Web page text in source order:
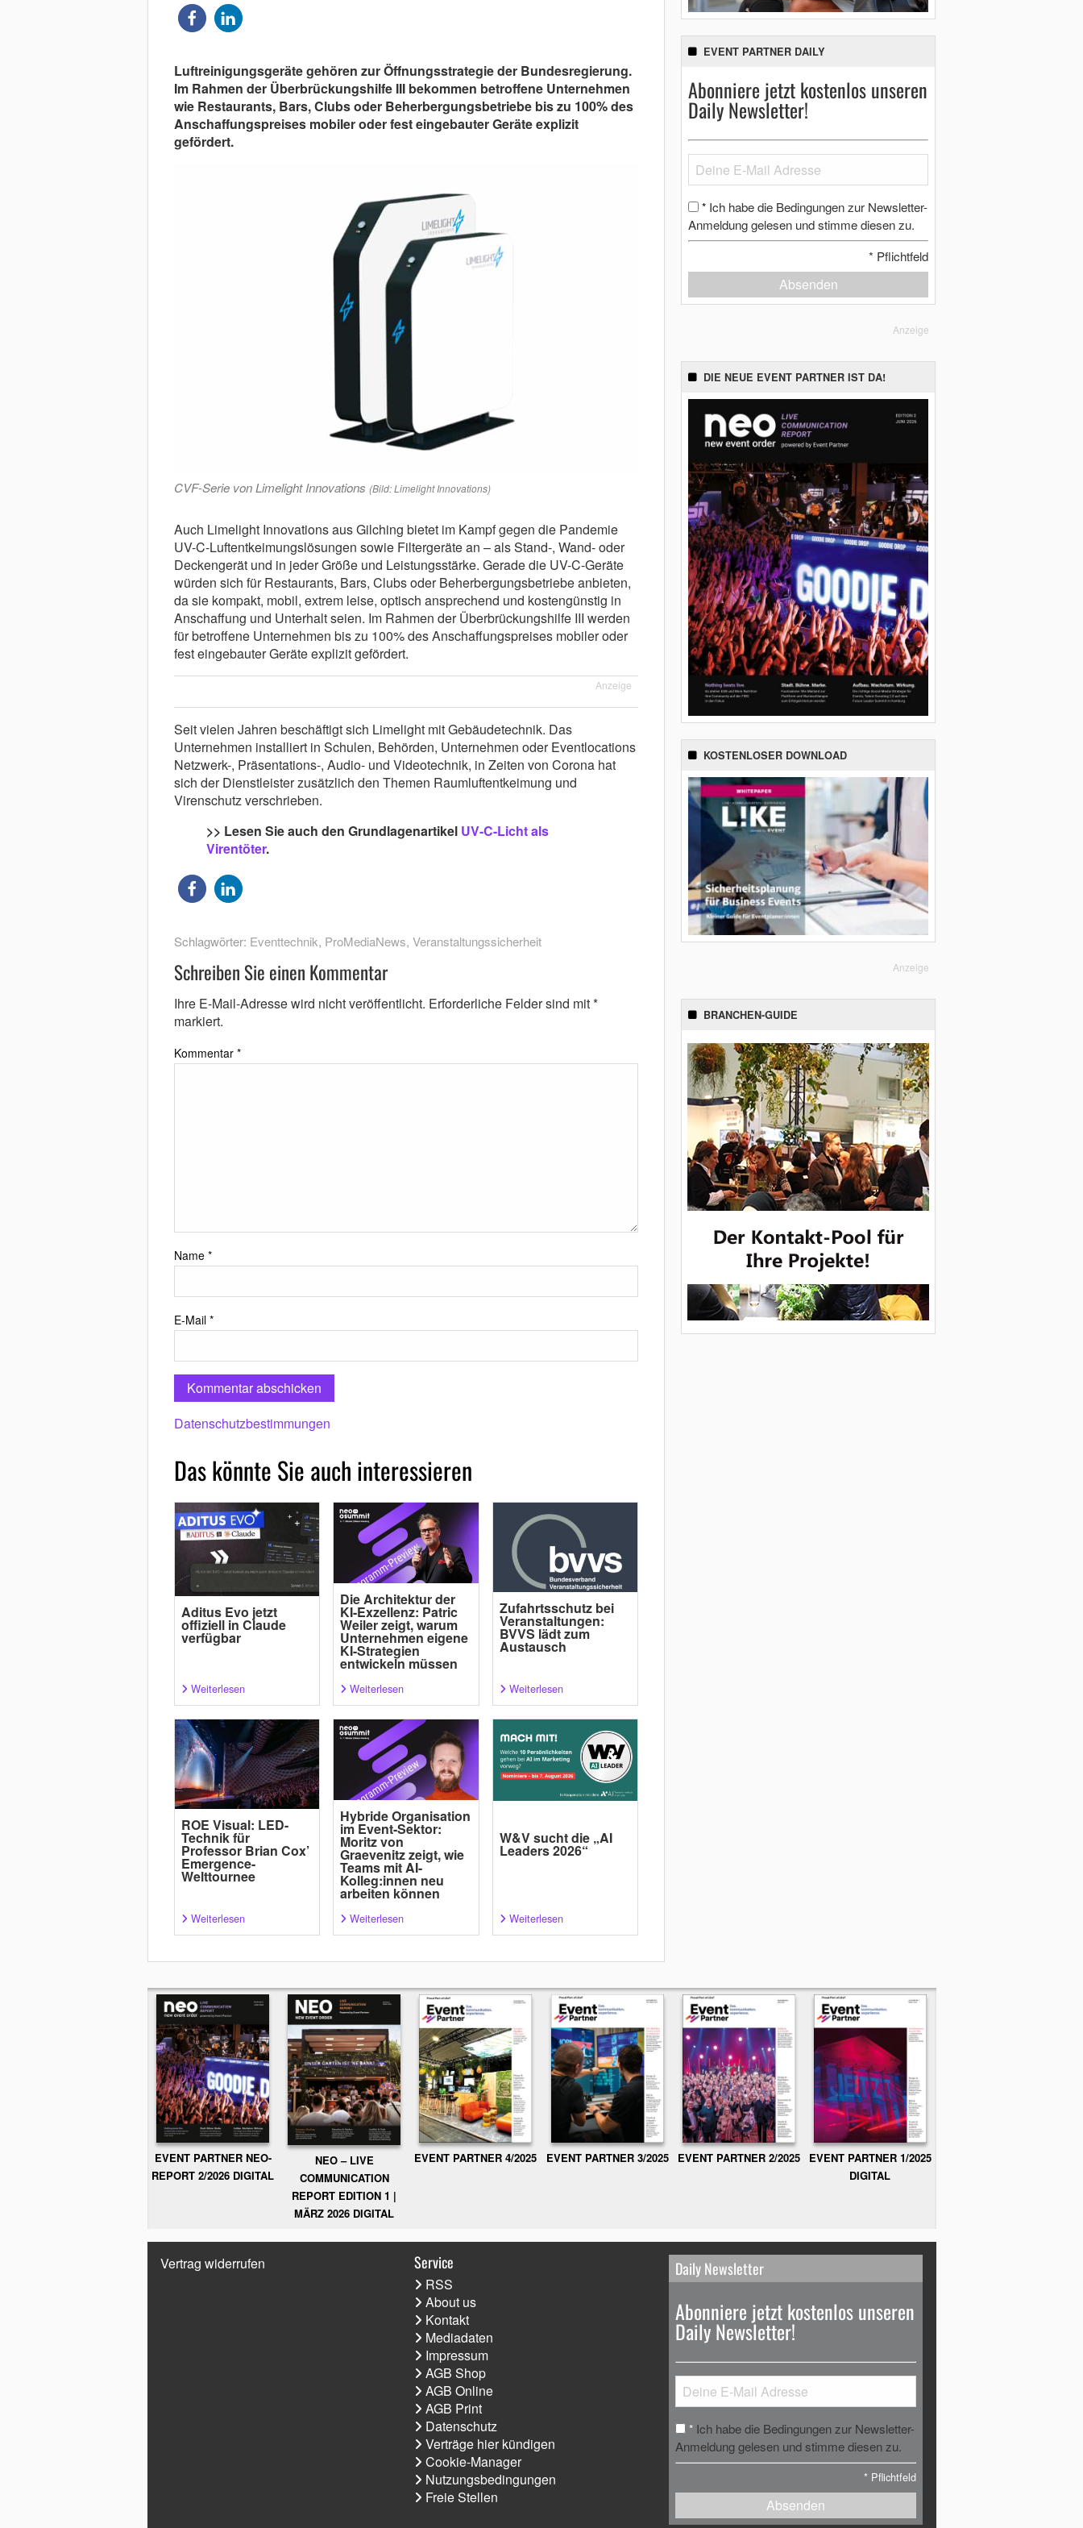
Luftreinigungsgeräte gehören zur Öffnungsstrategie der Bundesregierung.
Im Rahmen der Überbrückungshilfe III bekommen betroffene Unternehmen
wie Restaurants, Bars, Clubs oder Beherbergungsbetriebe bis zu 100% des
Anschaffungspreises mobiler oder fest eingebauter Geräte explizit
gefördert.
CVF-Serie von Limelight Innovations (Bild: Limelight Innovations)
Auch Limelight Innovations aus Gilching bietet im Kampf gegen die Pandemie
UV-C-Luftentkeimungslösungen sowie Filtergeräte an – als Stand-, Wand- oder
Deckengerät und in jeder Größe und Leistungsstärke. Gerade die UV-C-Geräte
würden sich für Restaurants, Bars, Clubs oder Beherbergungsbetriebe anbieten,
da sie kompakt, mobil, extrem leise, optisch ansprechend und kostengünstig in
Anschaffung und Unterhalt seien. Im Rahmen der Überbrückungshilfe III werden
für betroffene Unternehmen bis zu 100% des Anschaffungspreises mobiler oder
fest eingebauter Geräte explizit gefördert.
Anzeige
Seit vielen Jahren beschäftigt sich Limelight mit Gebäudetechnik. Das
Unternehmen installiert in Schulen, Behörden, Unternehmen oder Eventlocations
Netzwerk-, Präsentations-, Audio- und Videotechnik, in Zeiten von Corona hat
sich der Dienstleister zusätzlich den Themen Raumluftentkeimung und
Virenschutz verschrieben.
>> Lesen Sie auch den Grundlagenartikel UV-C-Licht als
Virentöter.
Schlagwörter: Eventtechnik, ProMediaNews, Veranstaltungssicherheit
Schreiben Sie einen Kommentar
Ihre E-Mail-Adresse wird nicht veröffentlicht. Erforderliche Felder sind mit*
markiert.
Kommentar *
Name *
E-Mail *
Datenschutzbestimmungen
Das könnte Sie auch interessieren
Aditus Evo jetzt
offiziell in Claude
verfügbar
Weiterlesen
Die Architektur der
KI-Exzellenz: Patric
Weiler zeigt, warum
Unternehmen eigene
KI-Strategien
entwickeln müssen
Weiterlesen
Zufahrtsschutz bei
Veranstaltungen:
BVVS lädt zum
Austausch
Weiterlesen
ROE Visual: LED-
Technik für
Professor Brian Cox’
Emergence-
Welttournee
Weiterlesen
Hybride Organisation
im Event-Sektor:
Moritz von
Graevenitz zeigt, wie
Teams mit AI-
Kolleg:innen neu
arbeiten können
Weiterlesen
W&V sucht die „AI
Leaders 2026“
Weiterlesen
EVENT PARTNER DAILY
Abonniere jetzt kostenlos unseren
Daily Newsletter!
* Ich habe die Bedingungen zur Newsletter-
Anmeldung gelesen und stimme diesen zu.
* Pflichtfeld
Absenden
Anzeige
DIE NEUE EVENT PARTNER IST DA!
KOSTENLOSER DOWNLOAD
Anzeige
BRANCHEN-GUIDE
EVENT PARTNER NEO-
REPORT 2/2026 DIGITAL
NEO – LIVE
COMMUNICATION
REPORT EDITION 1 |
MÄRZ 2026 DIGITAL
EVENT PARTNER 4/2025 EVENT PARTNER 3/2025 EVENT PARTNER 2/2025
EVENT PARTNER 1/2025
DIGITAL
Vertrag widerrufen Service
RSS
About us
Kontakt
Mediadaten
Impressum
AGB Shop
AGB Online
AGB Print
Datenschutz
Verträge hier kündigen
Cookie-Manager
Nutzungsbedingungen
Freie Stellen
Daily Newsletter
Abonniere jetzt kostenlos unseren
Daily Newsletter!
* Ich habe die Bedingungen zur Newsletter-
Anmeldung gelesen und stimme diesen zu.
* Pflichtfeld
Absenden